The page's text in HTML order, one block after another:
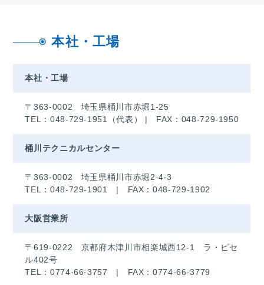
本社・工場
本社・工場
〒363-0002 埼玉県桶川市赤堀1-25
TEL： 048-729-1951 （代表） | FAX：048-729-1950
桶川テクニカルセンター
〒363-0002 埼玉県桶川市赤堀2-4-3
TEL： 048-729-1901 | FAX：048-729-1902
大阪営業所
〒619-0222 京都府木津川市相楽城西12-1 ラ・ピセ
ル402号
TEL： 0774-66-3757 | FAX：0774-66-3779